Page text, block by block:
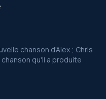
chanson d'Alex ; Chris
qu'il a produite